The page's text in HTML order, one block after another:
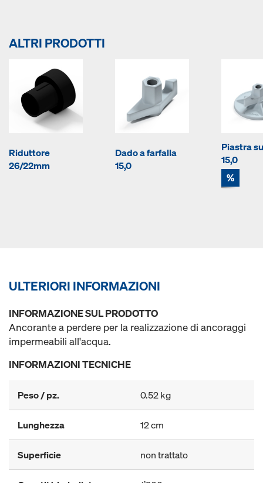
ALTRI PRODOTTI
Riduttore
26/22mm
Dado a farfalla
15,0
Piastra
15,0
%
ULTERIORI INFORMAZIONI
INFORMAZIONE SUL PRODOTTO
Ancorante a perdere per la realizzazione di ancoraggi
impermeabili all'acqua.
INFORMAZIONI TECNICHE
Peso / pz. 0.52 kg
Lunghezza 12 cm
Superficie non trattato